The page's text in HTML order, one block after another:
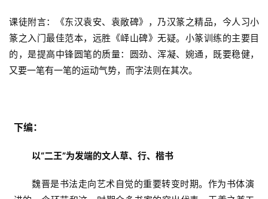
课徒附言：《东汉袁安、袁敞碑》，乃汉篆之精品，今人习小
篆之入门最佳范本，远胜《峄山碑》无疑。小篆训练的主要目
的，是提高中锋圆笔的质量：圆劲、浑凝、婉通，既要稳健，
又要一笔有一笔的运动气势，而字法则在其次。
下编：
以“二王”为发端的文人草、行、楷书
魏晋是书法走向艺术自觉的重要转变时期。作为书体演